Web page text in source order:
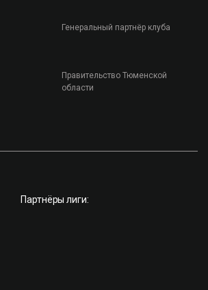
Генеральный партнёр клуба
Правительство Тюменской
области
Партнёры лиги: